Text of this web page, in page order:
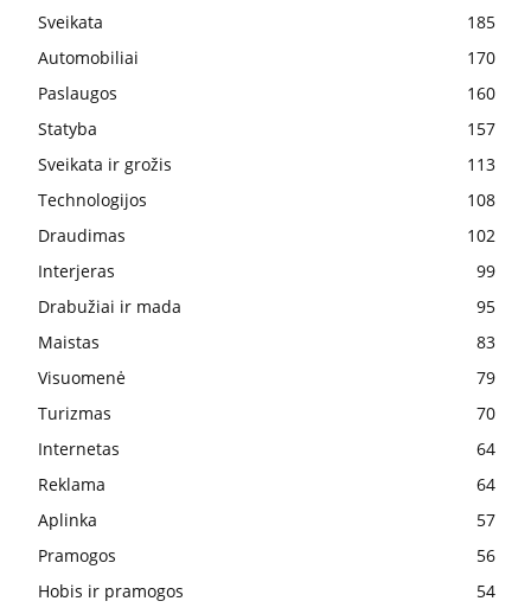
Sveikata
185
Automobiliai
170
Paslaugos
160
Statyba
157
Sveikata ir grožis
113
Technologijos
108
Draudimas
102
Interjeras
99
Drabužiai ir mada
95
Maistas
83
Visuomenė
79
Turizmas
70
Internetas
64
Reklama
64
Aplinka
57
Pramogos
56
Hobis ir pramogos
54